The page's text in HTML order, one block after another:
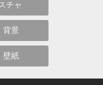
チャ
背景
壁紙